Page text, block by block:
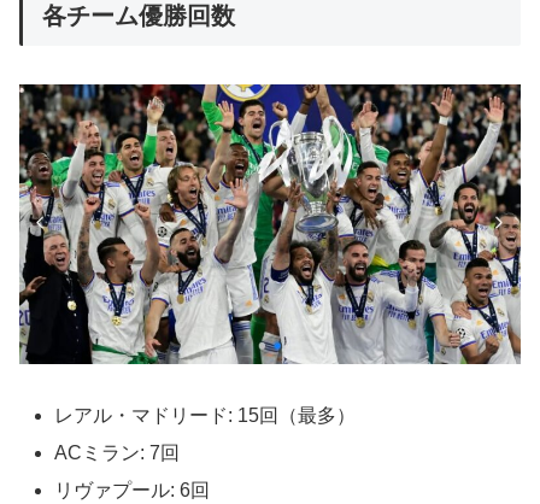
各チーム優勝回数
レアル・マドリード: 15回（最多）
ACミラン: 7回
リヴァプール: 6回